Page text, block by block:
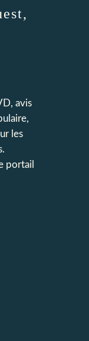
avis
les
portail